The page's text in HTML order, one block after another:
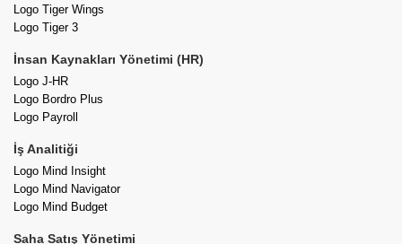
Logo Tiger Wings
Logo Tiger 3
İnsan Kaynakları Yönetimi (HR)
Logo J-HR
Logo Bordro Plus
Logo Payroll
İş Analitiği
Logo Mind Insight
Logo Mind Navigator
Logo Mind Budget
Saha Satış Yönetimi